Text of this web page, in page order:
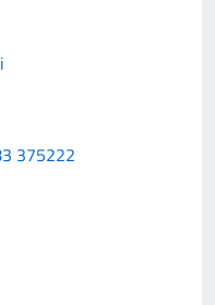
375222